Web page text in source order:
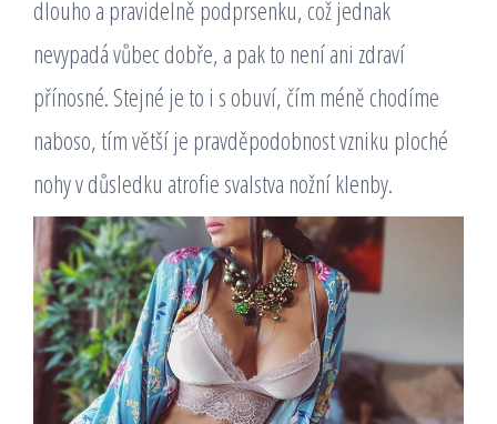
dlouho a pravidelně podprsenku, což jednak
nevypadá vůbec dobře, a pak to není ani zdraví
přínosné. Stejné je to i s obuví, čím méně chodíme
naboso, tím větší je pravděpodobnost vzniku ploché
nohy v důsledku atrofie svalstva nožní klenby.